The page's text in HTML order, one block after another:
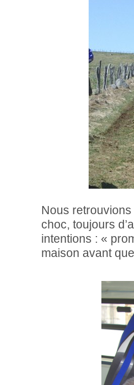
Nous
choc, toujours
intentions : «
maison avant